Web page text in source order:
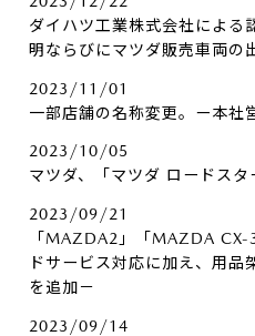
ダイハツ工業株式会社による
明ならびにマツダ販売車両の
2023/11/01
一部店舗の名称変更。ー本社
2023/10/05
マツダ、「マツダ ロードスタ
2023/09/21
「MAZDA2」「MAZDA CX-
ドサービス対応に加え、用品
を追加－
2023/09/14